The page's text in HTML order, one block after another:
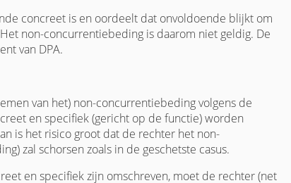
concreet is en oordeelt dat onvoldoende blijkt om
non-concurrentiebeding is daarom niet geldig. De
van DPA.
van het) non-concurrentiebeding volgens de
en specifiek (gericht op de functie) worden
is het risico groot dat de rechter het non-
zal schorsen zoals in de geschetste casus.
en specifiek zijn omschreven, moet de rechter (net